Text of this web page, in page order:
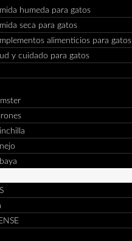
humeda para gatos
seca para gatos
alimenticios para gatos
y cuidado para gatos